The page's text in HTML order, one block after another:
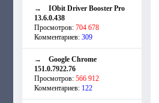
→ IObit Driver Booster Pro
13.6.0.438
Просмотров: 704 678
Комментариев: 309
→ Google Chrome
151.0.7922.76
Просмотров: 566 912
Комментариев: 122